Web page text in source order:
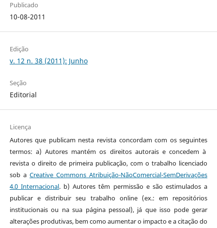
Publicado
10-08-2011
Edição
v. 12 n. 38 (2011): Junho
Seção
Editorial
Licença
Autores que publicam nesta revista concordam com os seguintes
termos: a) Autores mantém os direitos autorais e concedem à
revista o direito de primeira publicação, com o trabalho licenciado
sob a Creative Commons Atribuição-NãoComercial-SemDerivações
4.0 Internacional. b) Autores têm permissão e são estimulados a
publicar e distribuir seu trabalho online (ex.: em repositórios
institucionais ou na sua página pessoal), já que isso pode gerar
alterações produtivas, bem como aumentar o impacto e a citação do